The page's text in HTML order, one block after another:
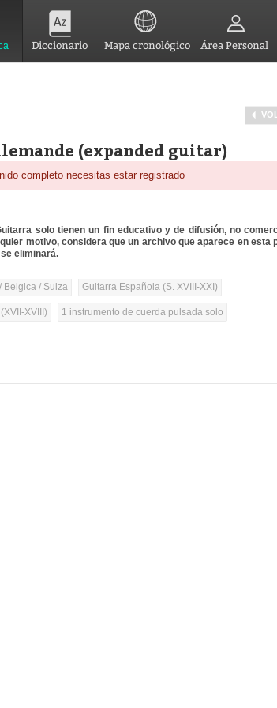
Diccionario Mapa cronológico Área Personal
(expanded guitar)
completo necesitas estar registrado
solo tienen un fin educativo y de difusión, no
motivo, considera que un archivo que aparece en esta
eliminará.
Belgica / Suiza Guitarra Española (S. XVIII-XXI)
XVIII) 1 instrumento de cuerda pulsada solo